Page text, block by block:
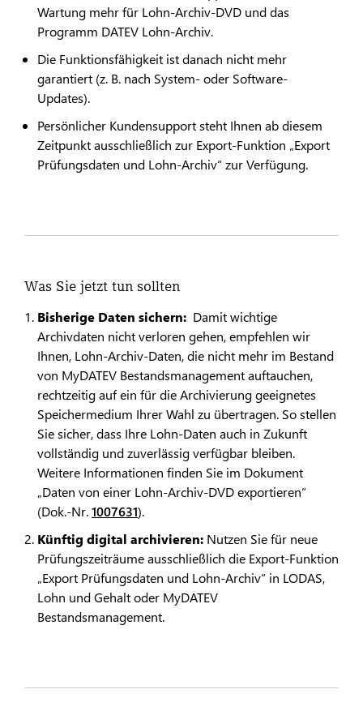
Wartung mehr für Lohn-Archiv-DVD und das
Programm DATEV Lohn-Archiv.
Die Funktionsfähigkeit ist danach nicht mehr
garantiert (z. B. nach System- oder Software-
Updates).
Persönlicher Kundensupport steht Ihnen ab diesem
Zeitpunkt ausschließlich zur Export-Funktion „Export
Prüfungsdaten und Lohn-Archiv“ zur Verfügung.
Was Sie jetzt tun sollten
Bisherige Daten sichern: Damit wichtige
Archivdaten nicht verloren gehen, empfehlen wir
Ihnen, Lohn-Archiv-Daten, die nicht mehr im Bestand
von MyDATEV Bestandsmanagement auftauchen,
rechtzeitig auf ein für die Archivierung geeignetes
Speichermedium Ihrer Wahl zu übertragen. So stellen
Sie sicher, dass Ihre Lohn-Daten auch in Zukunft
vollständig und zuverlässig verfügbar bleiben.
Weitere Informationen finden Sie im Dokument
„Daten von einer Lohn-Archiv-DVD exportieren“
(Dok.-Nr.1007631).
Künftig digital archivieren: Nutzen Sie für neue
Prüfungszeiträume ausschließlich die Export-Funktion
„Export Prüfungsdaten und Lohn-Archiv“ in LODAS,
Lohn und Gehalt oder MyDATEV
Bestandsmanagement.